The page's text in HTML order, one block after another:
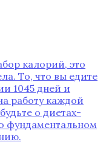
калорий, это
То, что вы едите
1045 дней и
работу каждой
о диетах-
фундаментальном